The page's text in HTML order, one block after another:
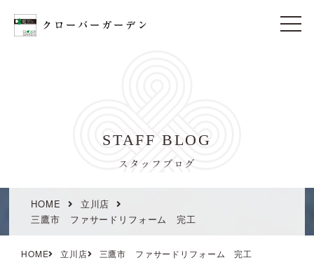
t
STAFF BLOG
スタッフブログ
HOME
立川店
三鷹市 ファサードリフォーム 完工
HOME 立川店 三鷹市 ファサードリフォーム 完工